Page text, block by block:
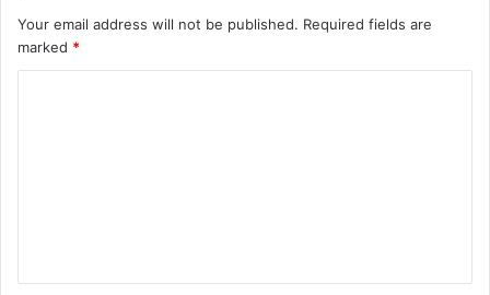
Your email address will not be published. Required fields are
marked *